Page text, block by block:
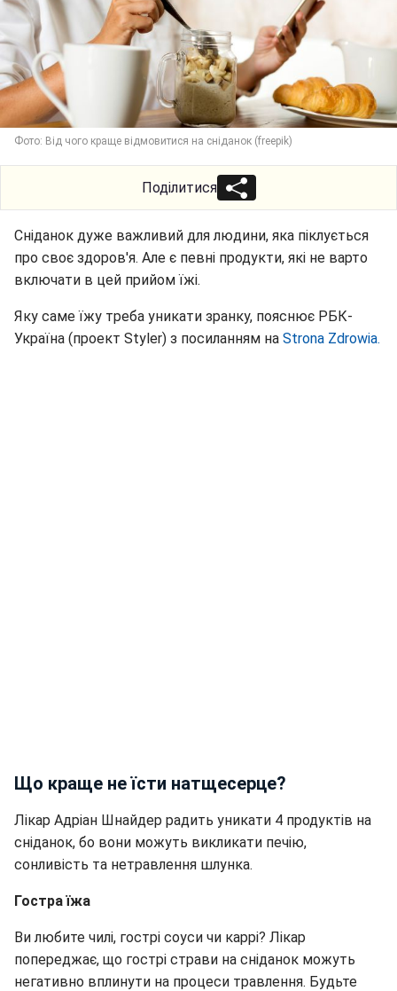
Фото: Від чого краще відмовитися на сніданок (freepik)
Поділитися
Сніданок дуже важливий для людини, яка піклується
про своє здоров'я. Але є певні продукти, які не варто
включати в цей прийом їжі.
Яку саме їжу треба уникати зранку, пояснює РБК-
Україна (проект Styler) з посиланням на Strona Zdrowia.
Що краще не їсти натщесерце?
Лікар Адріан Шнайдер радить уникати 4 продуктів на
сніданок, бо вони можуть викликати печію,
сонливість та нетравлення шлунка.
Гостра їжа
Ви любите чилі, гострі соуси чи каррі? Лікар
попереджає, що гострі страви на сніданок можуть
негативно вплинути на процеси травлення. Будьте